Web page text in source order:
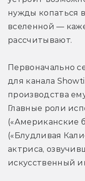
нужды копаться
вселенной —
рассчитывают.
Первоначально
для канала
производства
Главные роли
(«Американские
(«Блудливая
актриса,
искусственный